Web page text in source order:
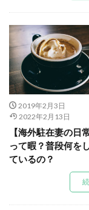
2019年2月3日
2022年2月13日
【海外駐在妻の日
って暇？普段何を
ているの？